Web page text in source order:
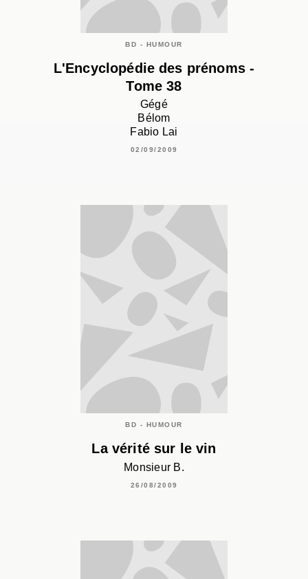
BD - HUMOUR
L'Encyclopédie des prénoms -
Tome 38
Gégé
Bélom
Fabio Lai
02/09/2009
BD - HUMOUR
La vérité sur le vin
Monsieur B.
26/08/2009